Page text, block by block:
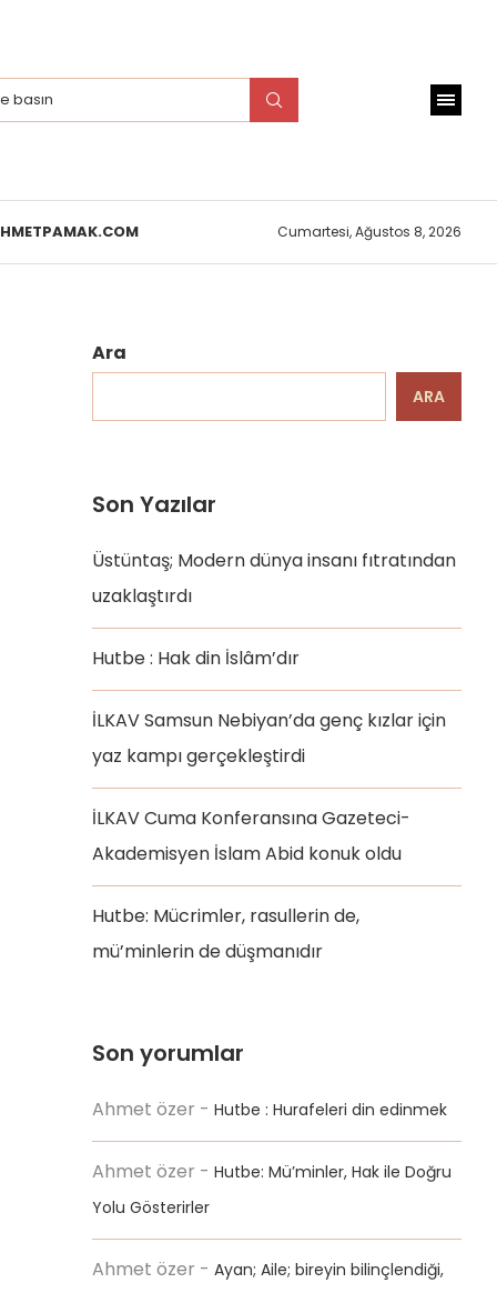
Cumartesi, Ağustos 8, 2026
Ara
ARA
Son Yazılar
Üstüntaş; Modern dünya insanı fıtratından
uzaklaştırdı
Hutbe : Hak din İslâm’dır
İLKAV Samsun Nebiyan’da genç kızlar için
yaz kampı gerçekleştirdi
İLKAV Cuma Konferansına Gazeteci-
Akademisyen İslam Abid konuk oldu
Hutbe: Mücrimler, rasullerin de,
mü’minlerin de düşmanıdır
Son yorumlar
Ahmet özer -Hutbe : Hurafeleri din edinmek
Ahmet özer -Hutbe: Mü’minler, Hak ile Doğru
Yolu Gösterirler
Ahmet özer -Ayan; Aile; bireyin bilinçlendiği,